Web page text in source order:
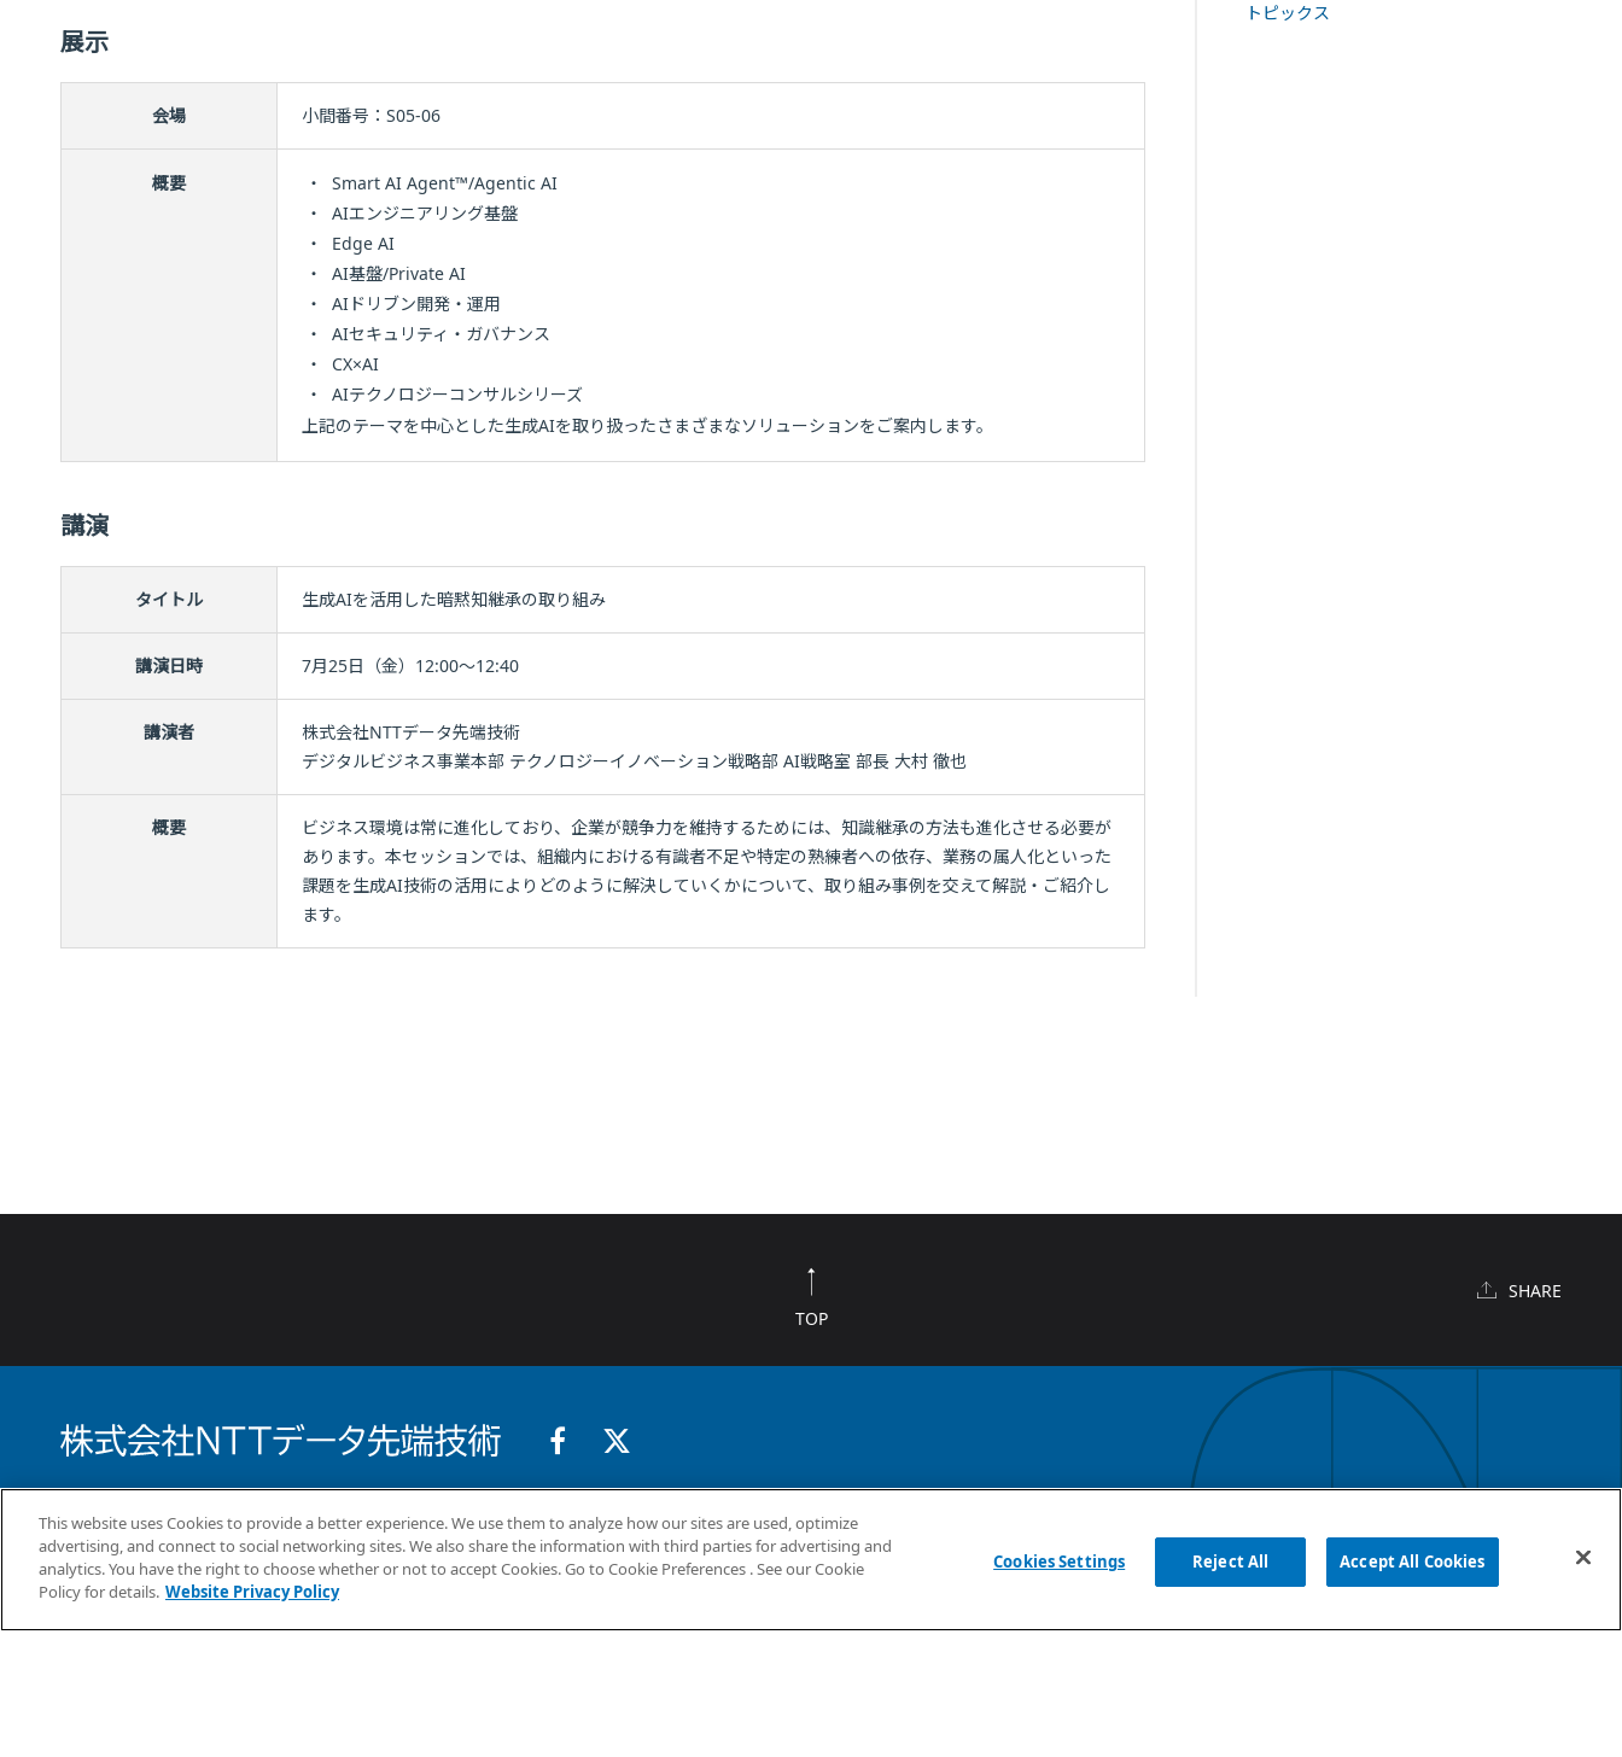
展示
会場 小間番号：S05-06
概要 ・
Smart AI Agent™/Agentic AI
・
AIエンジニアリング基盤
・
Edge AI
・
AI基盤/Private AI
・
AIドリブン開発・運用
・
AIセキュリティ・ガバナンス
・
CX×AI
・
AIテクノロジーコンサルシリーズ
上記のテーマを中心とした生成AIを取り扱ったさまざまなソリューションをご案内します。
講演
タイトル 生成AIを活用した暗黙知継承の取り組み
講演日時 7月25日（金）12:00～12:40
講演者
株式会社NTTデータ先端技術
デジタルビジネス事業本部 テクノロジーイノベーション戦略部 AI戦略室 部長 大村 徹也
概要
ビジネス環境は常に進化しており、企業が競争力を維持するためには、知識継承の方法も進化させる必要が
あります。本セッションでは、組織内における有識者不足や特定の熟練者への依存、業務の属人化といった
課題を生成AI技術の活用によりどのように解決していくかについて、取り組み事例を交えて解説・ご紹介し
ます。
トピックス
TOP
SHARE
What’s New 事業案内 コラム 採用情報 企業情報
This website uses Cookies to provide a better experience. We use them to analyze how our sites are used, optimize
advertising, and connect to social networking sites. We also share the information with third parties for advertising and
analytics. You have the right to choose whether or not to accept Cookies. Go to Cookie Preferences . See our Cookie
Policy for details. Website Privacy Policy
Cookies Settings Reject All Accept All Cookies